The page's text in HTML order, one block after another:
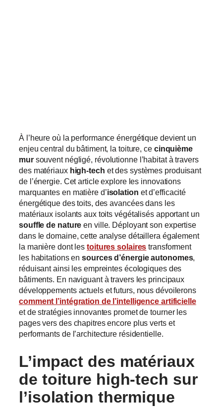
À l’heure où la performance énergétique devient un
enjeu central du bâtiment, la toiture, ce cinquième
mursouvent négligé, révolutionne l’habitat à travers
des matériaux high-tech et des systèmes produisant
de l’énergie. Cet article explore les innovations
marquantes en matière d’isolation et d’efficacité
énergétique des toits, des avancées dans les
matériaux isolants aux toits végétalisés apportant un
souffle de nature en ville. Déployant son expertise
dans le domaine, cette analyse détaillera également
la manière dont lestoitures solaires transforment
les habitations ensources d’énergie autonomes,
réduisant ainsi les empreintes écologiques des
bâtiments. En naviguant à travers les principaux
développements actuels et futurs, nous dévoilerons
comment l’intégration de l’intelligence artificielle
et de stratégies innovantes promet de tourner les
pages vers des chapitres encore plus verts et
performants de l’architecture résidentielle.
L’impact des matériaux
de toiture high-tech sur
l’isolation thermique